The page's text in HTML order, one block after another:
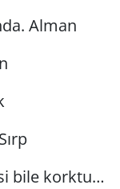
Alman
bile korktu…